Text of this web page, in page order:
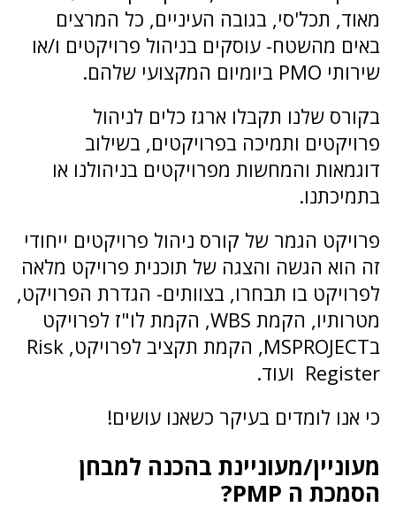
מאוד, תכל'סי, בגובה העיניים, כל המרצים
באים מהשטח- עוסקים בניהול פרויקטים ו/או
שירותי PMO ביומיום המקצועי שלהם.
בקורס שלנו תקבלו ארגז כלים לניהול
פרויקטים ותמיכה בפרויקטים, בשילוב
דוגמאות והמחשות מפרויקטים בניהולנו או
בתמיכתנו.
פרויקט הגמר של קורס ניהול פרויקטים ייחודי
זה הוא הגשה והצגה של תוכנית פרויקט מלאה
לפרויקט בו תבחרו, בצוותים- הגדרת הפרויקט,
מטרותיו, הקמת WBS, הקמת לו"ז לפרויקט
בMSPROJECT, הקמת תקציב לפרויקט, Risk
Register ועוד.
כי אנו לומדים בעיקר כשאנו עושים!
מעוניין/מעוניינת בהכנה למבחן
הסמכת ה PMP?